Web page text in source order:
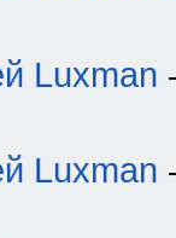
Luxman
Luxman